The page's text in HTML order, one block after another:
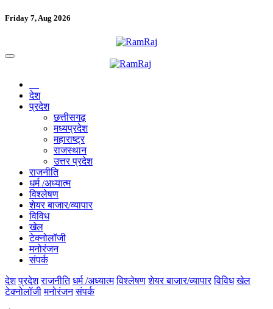
Friday 7, Aug 2026
देश
प्रदेश
छत्तीसगढ़
मध्यप्रदेश
महाराष्ट्र
राजस्थान
उत्तर प्रदेश
राजनीति
धर्म /अध्यात्म
विश्लेषण
शेयर बाजार/व्यापार
विविध
खेल
टेक्नोलॉजी
मनोरंजन
संपर्क
देश प्रदेश राजनीति धर्म /अध्यात्म विश्लेषण शेयर बाजार/व्यापार विविध खेल
टेक्नोलॉजी मनोरंजन संपर्क